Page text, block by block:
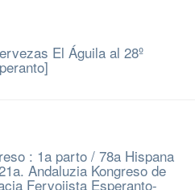
El Águila al 28º
: 1a parto / 78a Hispana
Andaluzia Kongreso de
Fervojista Esperanto-